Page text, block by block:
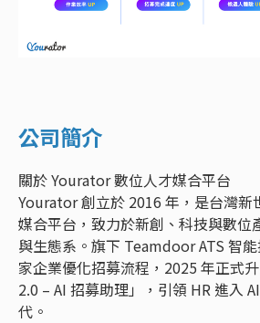
公司簡介
關於 Yourator 數位人才媒合平台
Yourator 創立於 2016 年，是台灣新
媒合平台，致力於新創、科技與數位
與生態系。旗下 Teamdoor ATS 智
家企業優化招募流程，2025 年正式
2.0 – AI 招募助理」，引領 HR 進入
代。